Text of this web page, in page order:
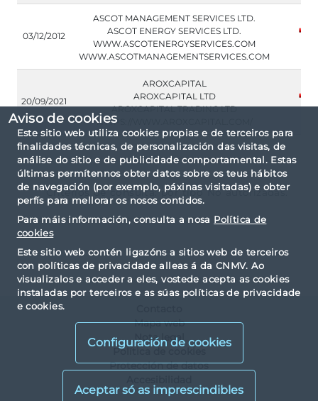
Aviso de cookies
Este sitio web utiliza cookies propias e de terceiros para
finalidades técnicas, de personalización das visitas, de
análise do sitio e de publicidade comportamental. Estas
últimas permítennos obter datos sobre os teus hábitos
de navegación (por exemplo, páxinas visitadas) e obter
perfís para mellorar os nosos contidos.
Para máis información, consulta a nosa Política de
cookies
Este sitio web contén ligazóns a sitios web de terceiros
con políticas de privacidade alleas á da CNMV. Ao
visualizalos e acceder a eles, vostede acepta as cookies
instaladas por terceiros e as súas políticas de privacidade
e cookies.
Configuración de cookies
03/12/2012
ASCOT MANAGEMENT SERVICES LTD.
ASCOT ENERGY SERVICES LTD.
WWW.ASCOTENERGYSERVICES.COM
WWW.ASCOTMANAGEMENTSERVICES.COM
20/09/2021
AROXCAPITAL
AROXCAPITAL LTD
AROXCAPITAL TRADING LTD
HTTPS://WWW.AROXCAPITAL.COM/
Criterios de consulta: por tipo No autorizadas.
Mapa web
Nota legal
Política de cookies
Protección de datos